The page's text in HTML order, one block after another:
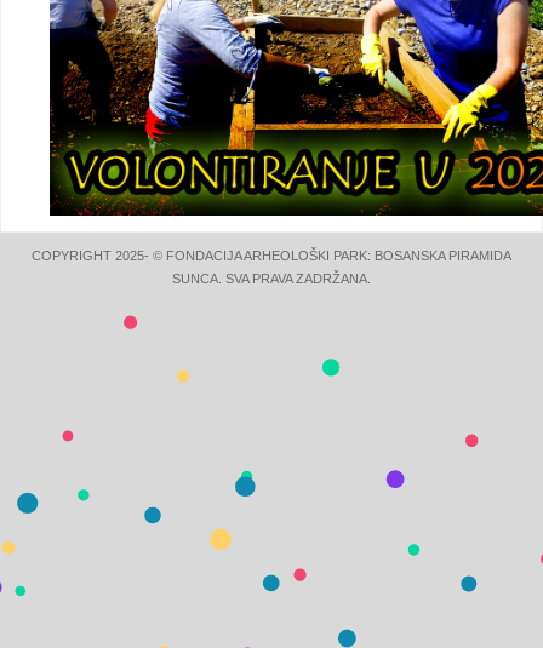
COPYRIGHT 2025- © FONDACIJA ARHEOLOŠKI PARK: BOSANSKA PIRAMIDA
SUNCA. SVA PRAVA ZADRŽANA.